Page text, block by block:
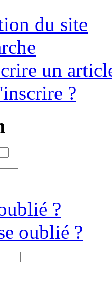
du site
un
?
?
oublié ?